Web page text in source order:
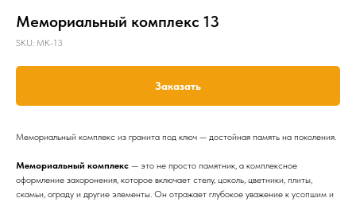
Мемориальный комплекс 13
SKU: MK-13
Заказать
Мемориальный комплекс из гранита под ключ — достойная память на поколения.
Мемориальный комплекс — это не просто памятник, а комплексное
оформление захоронения, которое включает стелу, цоколь, цветники, плиты,
скамьи, ограду и другие элементы. Он отражает глубокое уважение к усопшим и